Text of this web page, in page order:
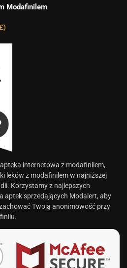
Modafinilem
internetowa z modafinilem,
leków z modafinilem w najniższej
Korzystamy z najlepszych
aptek sprzedających Modalert, aby
Twoją anonimowość przy